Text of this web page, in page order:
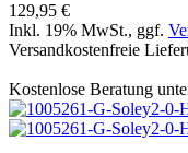
129,95 €
Inkl. 19% MwSt., ggf.
Versandkostenfreie
Kostenlose Beratung